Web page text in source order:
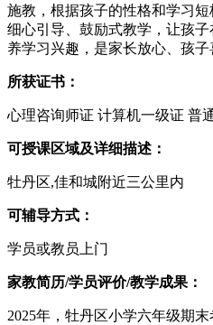
施教，根据孩子的性格和学习
细心引导、鼓励式教学，让孩
养学习兴趣，是家长放心、孩子
所获证书：
心理咨询师证 计算机一级证 普
可授课区域及详细描述：
牡丹区,佳和城附近三公里内
可辅导方式：
学员或教员上门
家教简历/学员评价/教学成果：
2025年，牡丹区小学六年级期